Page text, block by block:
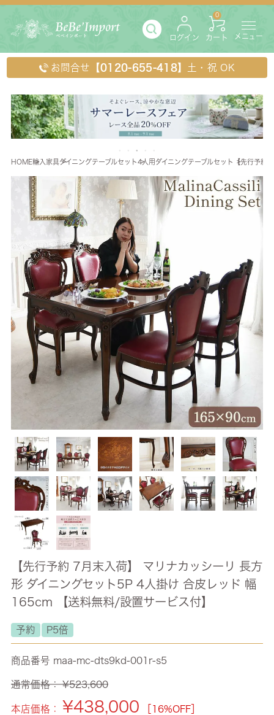
ログイン カート
0
メニュー
お問合せ 【0120-655-418】 土・祝 OK
HOME輸入家具 ダイニングテーブルセット4人用ダイニングテーブルセット 【先行予約
【先行予約 7月末入荷】 マリナカッシーリ 長方
形 ダイニングセット5P 4人掛け 合皮レッド 幅
165cm 【送料無料/設置サービス付】
予約 P5倍
商品番号 maa-mc-dts9kd-001r-s5
通常価格： ¥523,600
本店価格： ¥438,000
［16%OFF］